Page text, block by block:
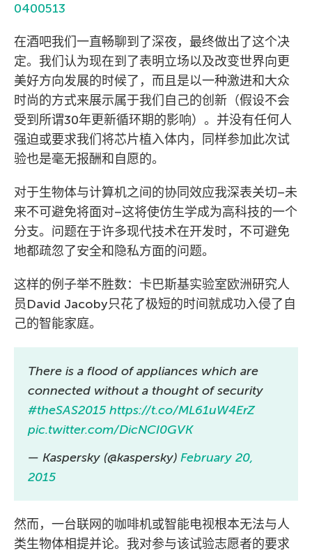
0400513
在酒吧我们一直畅聊到了深夜，最终做出了这个决
定。我们认为现在到了表明立场以及改变世界向更
美好方向发展的时候了，而且是以一种激进和大众
时尚的方式来展示属于我们自己的创新（假设不会
受到所谓30年更新循环期的影响）。并没有任何人
强迫或要求我们将芯片植入体内，同样参加此次试
验也是毫无报酬和自愿的。
对于生物体与计算机之间的协同效应我深表关切–未
来不可避免将面对–这将使仿生学成为高科技的一个
分支。问题在于许多现代技术在开发时，不可避免
地都疏忽了安全和隐私方面的问题。
这样的例子举不胜数：卡巴斯基实验室欧洲研究人
员David Jacoby只花了极短的时间就成功入侵了自
己的智能家庭。
There is a flood of appliances which are
connected without a thought of security
#theSAS2015 https://t.co/ML61uW4ErZ
pic.twitter.com/DicNCI0GVK
— Kaspersky (@kaspersky) February 20,
2015
然而，一台联网的咖啡机或智能电视根本无法与人
类生物体相提并论。我对参与该试验志愿者的要求